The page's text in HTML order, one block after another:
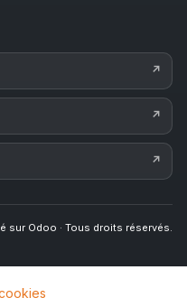
↗
↗
↗
sur Odoo · Tous droits réservés.